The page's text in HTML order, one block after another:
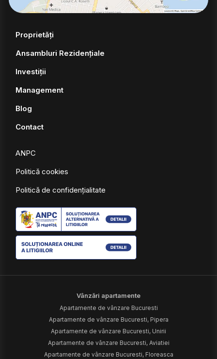
Proprietăți
Ansambluri Rezidențiale
Investiții
Management
Blog
Contact
ANPC
Politică cookies
Politică de confidențialitate
Vânzări apartamente
Apartamente de vânzare Bucuresti
Apartamente de vânzare Bucuresti, Pipera
Apartamente de vânzare Bucuresti, Unirii
Apartamente de vânzare Bucuresti, Aviatiei
Apartamente de vânzare Bucuresti, Floreasca